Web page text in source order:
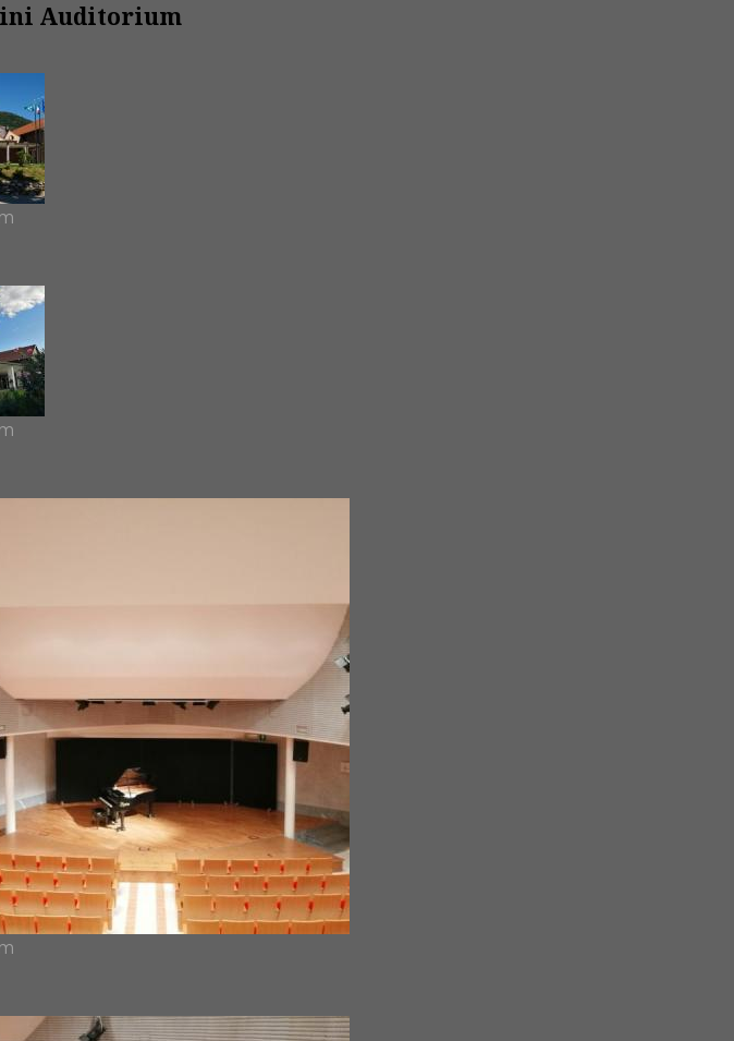
Auditorium